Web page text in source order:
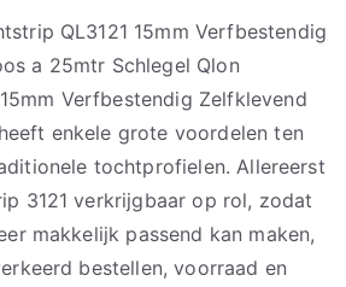
QL3121 15mm Verfbestendig
a 25mtr Schlegel Qlon
Verfbestendig Zelfklevend
enkele grote voordelen ten
tochtprofielen. Allereerst
3121 verkrijgbaar op rol, zodat
makkelijk passend kan maken,
bestellen, voorraad en